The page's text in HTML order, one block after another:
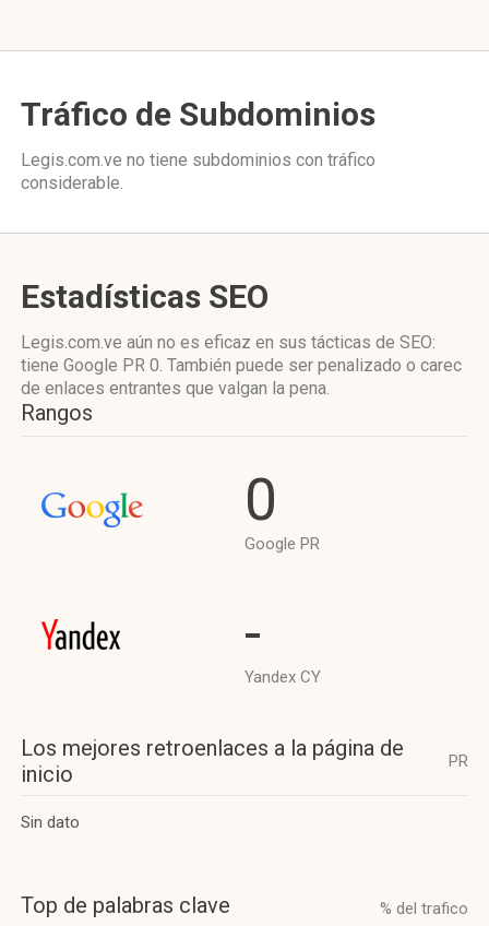
Tráfico de Subdominios
Legis.com.ve no tiene subdominios con tráfico
considerable.
Estadísticas SEO
Legis.com.ve aún no es eficaz en sus tácticas de SEO:
tiene Google PR 0. También puede ser penalizado o carec
de enlaces entrantes que valgan la pena.
Rangos
0
Google PR
-
Yandex CY
Los mejores retroenlaces a la página de
inicio
PR
Sin dato
Top de palabras clave % del trafico